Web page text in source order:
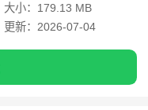
大小：179.13 MB
更新：2026-07-04